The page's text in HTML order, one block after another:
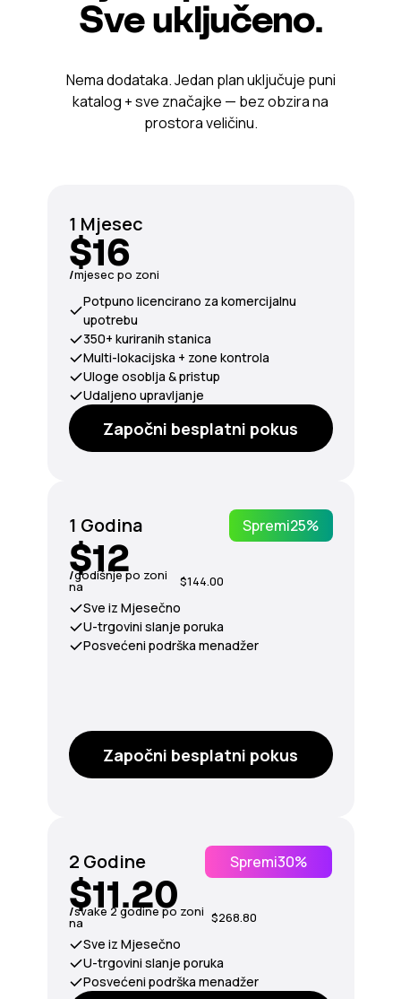
Sve uključeno.
1 Mjesec
$16
/mjesec po zoni
Potpuno licencirano za komercijalnu
upotrebu
350+ kuriranih stanica
Multi-lokacijska + zone kontrola
Uloge osoblja & pristup
Udaljeno upravljanje
Započni besplatni pokus
1 Godina Spremi25%
$12
/godišnje po zoni
na $144.00
Sve iz Mjesečno
U-trgovini slanje poruka
Posvećeni podrška menadžer
Započni besplatni pokus
2 Godine Spremi30%
$11.20
/svake 2 godine po zoni
na $268.80
Sve iz Mjesečno
U-trgovini slanje poruka
Posvećeni podrška menadžer
Nema dodataka. Jedan plan uključuje puni
katalog + sve značajke — bez obzira na
prostora veličinu.